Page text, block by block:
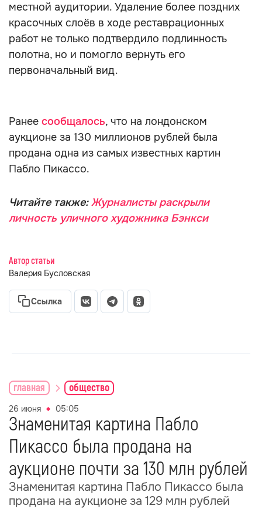
местной аудитории. Удаление более поздних
красочных слоёв в ходе реставрационных
работ не только подтвердило подлинность
полотна, но и помогло вернуть его
первоначальный вид.
Ранее сообщалось, что на лондонском
аукционе за 130 миллионов рублей была
продана одна из самых известных картин
Пабло Пикассо.
Читайте также:Журналисты раскрыли
личность уличного художника Бэнкси
Автор статьи
Валерия Бусловская
Ссылка
главная общество
26 июня 05:05
Знаменитая картина Пабло
Пикассо была продана на
аукционе почти за 130 млн рублей
Знаменитая картина Пабло Пикассо была
продана на аукционе за 129 млн рублей